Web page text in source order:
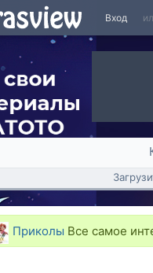
Вход
Приколы Все самое